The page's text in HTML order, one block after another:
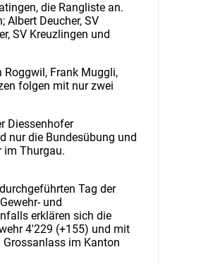
die Rangliste an.
Albert Deucher, SV
SV Kreuzlingen und
Roggwil, Frank Muggli,
folgen mit nur zwei
Diessenhofer
nur die Bundesübung und
im Thurgau.
Tag der
und
erklären sich die
4'229 (+155) und mit
im Kanton